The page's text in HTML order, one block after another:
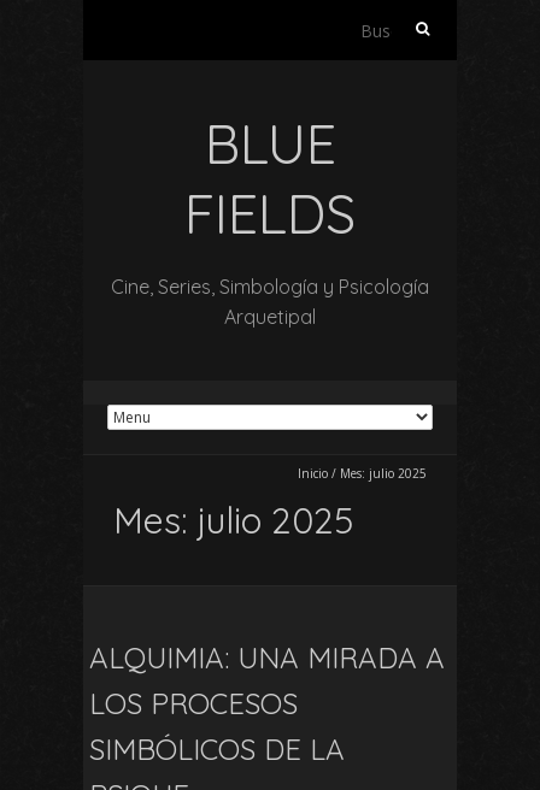
Buscar:
BLUE
FIELDS
Cine, Series, Simbología y Psicología
Arquetipal
Inicio / Mes: julio 2025
Mes: julio 2025
ALQUIMIA: UNA MIRADA A
LOS PROCESOS
SIMBÓLICOS DE LA